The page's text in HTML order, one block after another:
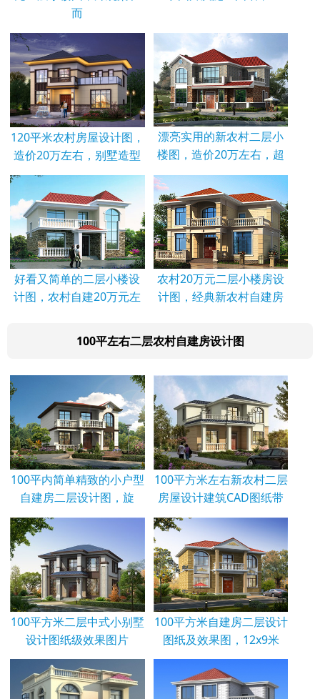
而
120平米农村房屋设计图，
造价20万左右，别墅造型
漂亮实用的新农村二层小
楼图，造价20万左右，超
好看又简单的二层小楼设
计图，农村自建20万元左
农村20万元二层小楼房设
计图，经典新农村自建房
100平左右二层农村自建房设计图
100平内简单精致的小户型
自建房二层设计图，旋
100平方米左右新农村二层
房屋设计建筑CAD图纸带
100平方米二层中式小别墅
设计图纸级效果图片
100平方米自建房二层设计
图纸及效果图，12x9米